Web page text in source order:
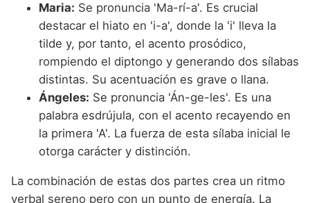
Maria: Se pronuncia 'Ma-rí-a'. Es crucial
destacar el hiato en 'i-a', donde la 'i' lleva la
tilde y, por tanto, el acento prosódico,
rompiendo el diptongo y generando dos sílabas
distintas. Su acentuación es grave o llana.
Ángeles: Se pronuncia 'Án-ge-les'. Es una
palabra esdrújula, con el acento recayendo en
la primera 'A'. La fuerza de esta sílaba inicial le
otorga carácter y distinción.
La combinación de estas dos partes crea un ritmo
verbal sereno pero con un punto de energía. La